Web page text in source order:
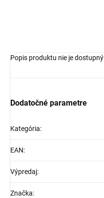
Popis produktu nie je dostupný
Dodatočné parametre
Kategória:
EAN:
Výpredaj:
Značka: